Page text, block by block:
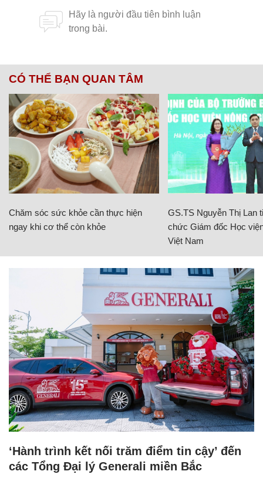
CÓ THỂ BẠN QUAN TÂM
Chăm sóc sức khỏe cần thực hiện
ngay khi cơ thể còn khỏe
GS.TS Nguyễn Thị Lan
chức Giám đốc Học
Việt Nam
‘Hành trình kết nối trăm điểm tin cậy’ đến
các Tổng Đại lý Generali miền Bắc